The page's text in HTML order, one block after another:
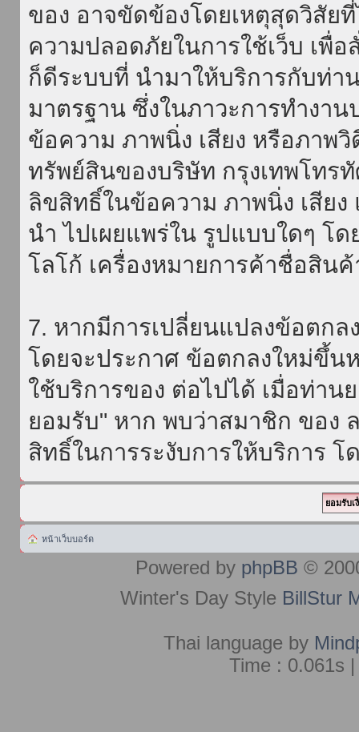
ของ อาจขัดข้องโดยเหตุสุดวิสัย
ความปลอดภัยในการใช้เว็บ เพื่
ก็ดีระบบที่ นำมาให้บริการกับท่
มาตรฐาน ซึ่งในภาวะการทำงา
ข้อความ ภาพนิ่ง เสียง หรือภาพ
ทรัพย์สินของบริษัท กรุงเทพโทร
ลิขสิทธิ์ในข้อความ ภาพนิ่ง เสีย
นำ ไปเผยแพร่ใน รูปแบบใดๆ โ
โลโก้ เครื่องหมายการค้าชื่อสิน
7. หากมีการเปลี่ยนแปลงข้อตกล
โดยจะประกาศ ข้อตกลงใหม่ขึ้น
ใช้บริการของ ต่อไปได้ เมื่อท่า
ยอมรับ" หาก พบว่าสมาชิก ของ
สิทธิ์ในการระงับการให้บริการ
หน้าเว็บบอร์ด
Powered by phpBB ©
Winter's Day Style BillStur
Thai language by
Time : 0.061s